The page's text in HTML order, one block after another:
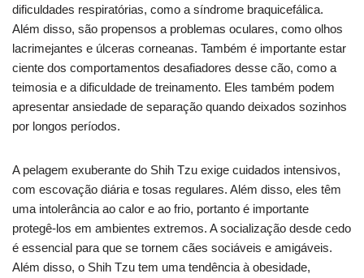
dificuldades respiratórias, como a síndrome braquicefálica.
Além disso, são propensos a problemas oculares, como olhos
lacrimejantes e úlceras corneanas. Também é importante estar
ciente dos comportamentos desafiadores desse cão, como a
teimosia e a dificuldade de treinamento. Eles também podem
apresentar ansiedade de separação quando deixados sozinhos
por longos períodos.
A pelagem exuberante do Shih Tzu exige cuidados intensivos,
com escovação diária e tosas regulares. Além disso, eles têm
uma intolerância ao calor e ao frio, portanto é importante
protegê-los em ambientes extremos. A socialização desde cedo
é essencial para que se tornem cães sociáveis e amigáveis.
Além disso, o Shih Tzu tem uma tendência à obesidade,